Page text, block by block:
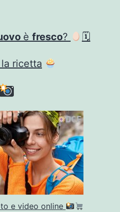
è fresco? 🗓
ricetta
e video online